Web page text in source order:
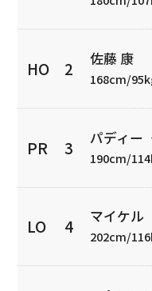
佐藤 康
168cm/
パディー
190cm/
マイケル
202cm/